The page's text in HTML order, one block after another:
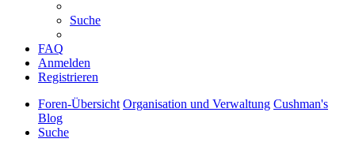
Suche
FAQ
Anmelden
Registrieren
Foren-Übersicht Organisation und Verwaltung Cushman's
Blog
Suche